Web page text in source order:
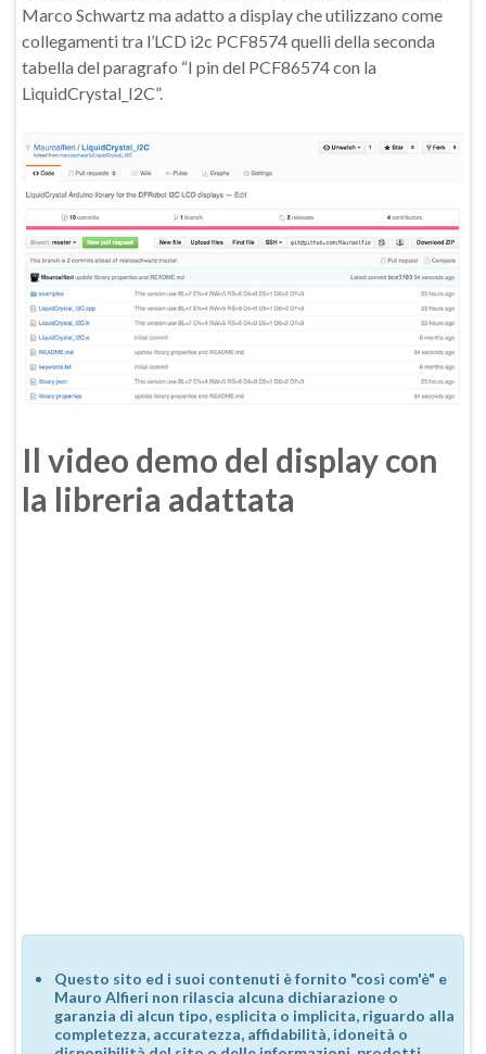
Marco Schwartz ma adatto a display che utilizzano come
collegamenti tra l’LCD i2c PCF8574 quelli della seconda
tabella del paragrafo “I pin del PCF86574 con la
LiquidCrystal_I2C”.
Il video demo del display con
la libreria adattata
Questo sito ed i suoi contenuti è fornito "così com'è" e
Mauro Alfieri non rilascia alcuna dichiarazione o
garanzia di alcun tipo, esplicita o implicita, riguardo alla
completezza, accuratezza, affidabilità, idoneità o